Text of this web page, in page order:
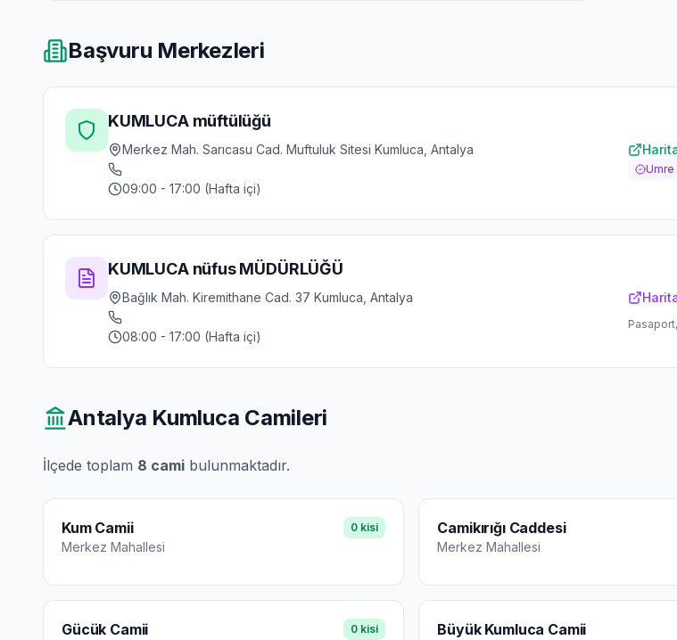
Başvuru Merkezleri
KUMLUCA müftülüğü
Merkez Mah. Sarıcasu Cad. Muftuluk Sitesi Kumluca, Antalya
09:00 - 17:00 (Hafta içi)
Umre
KUMLUCA nüfus MÜDÜRLÜĞÜ
Bağlık Mah. Kiremithane Cad. 37 Kumluca, Antalya
08:00 - 17:00 (Hafta içi)
Antalya Kumluca Camileri
İlçede toplam 8 cami bulunmaktadır.
Kum Camii
Merkez Mahallesi
0 kisi Camikırığı Caddesi
Merkez Mahallesi
Gücük Camii 0 kisi Büyük Kumluca Camii